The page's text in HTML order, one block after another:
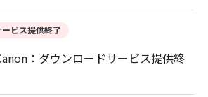
ービス提供終了
：ダウンロードサービス提供終